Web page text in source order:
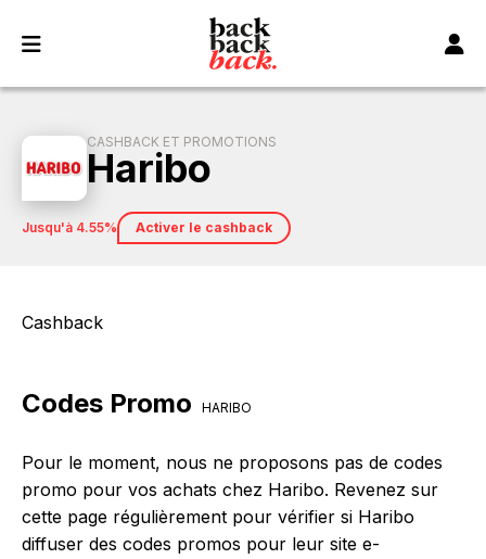
CASHBACK ET PROMOTIONS
Haribo
jusqu'à 4.55% Activer le cashback
Cashback
Codes Promo HARIBO
Pour le moment, nous ne proposons pas de codes
promo pour vos achats chez Haribo. Revenez sur
cette page régulièrement pour vérifier si Haribo
diffuser des codes promos pour leur site e-